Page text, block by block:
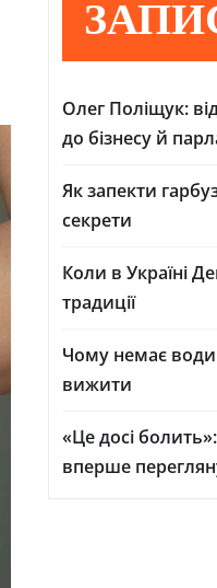
Олег Поліщук:
до бізнесу й
Як запекти
секрети
Коли в Україні
традиції
Чому немає води
вижити
«Це досі
вперше